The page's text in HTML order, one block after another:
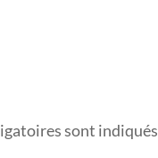
sont indiqués